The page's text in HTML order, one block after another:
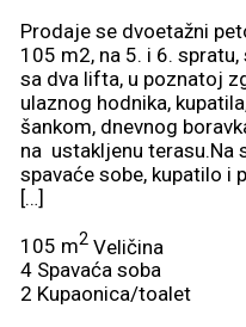
Prodaje se dvoetažni
105 m2, na 5. i 6.
sa dva lifta, u poznatoj
ulaznog hodnika,
šankom, dnevnog
na ustakljenu terasu.Na
spavaće sobe, kupatilo i
[…]
105 m2 Veličina
4 Spavaća soba
2 Kupaonica/toalet